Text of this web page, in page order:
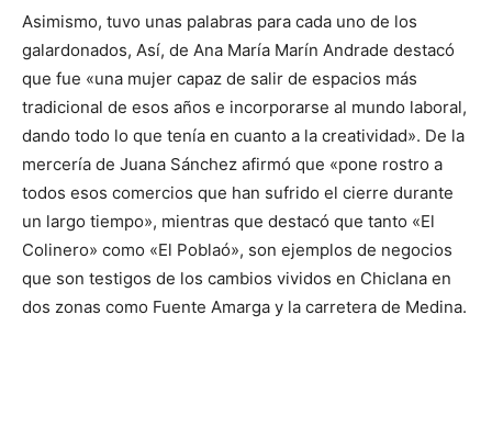
Asimismo, tuvo unas palabras para cada uno de los
galardonados, Así, de Ana María Marín Andrade destacó
que fue «una mujer capaz de salir de espacios más
tradicional de esos años e incorporarse al mundo laboral,
dando todo lo que tenía en cuanto a la creatividad». De la
mercería de Juana Sánchez afirmó que «pone rostro a
todos esos comercios que han sufrido el cierre durante
un largo tiempo», mientras que destacó que tanto «El
Colinero» como «El Poblaó», son ejemplos de negocios
que son testigos de los cambios vividos en Chiclana en
dos zonas como Fuente Amarga y la carretera de Medina.